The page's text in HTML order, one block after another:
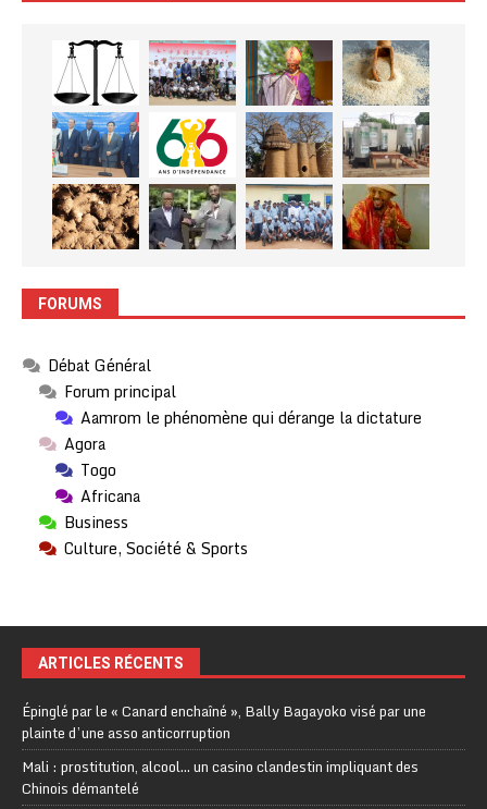
FORUMS
Débat Général
Forum principal
Aamrom le phénomène qui dérange la dictature
Agora
Togo
Africana
Business
Culture, Société & Sports
ARTICLES RÉCENTS
Épinglé par le « Canard enchaîné », Bally Bagayoko visé par une
plainte d’une asso anticorruption
Mali : prostitution, alcool… un casino clandestin impliquant des
Chinois démantelé